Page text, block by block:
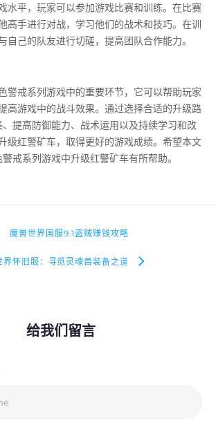
水平，玩家可以参加游戏比赛和训练。在比赛
高手进行对战，学习他们的战术和技巧。在训
自己的队友进行切磋，提高团队合作能力。
警戒系列游戏中的重要环节，它可以帮助玩家
高游戏中的战斗效果。通过选择合适的升级路
提高防御能力、战术运用以及持续学习和改
级红警矿车，取得更好的游戏成绩。希望本文
戒系列游戏中升级红警矿车有所帮助。
魔兽世界国服9.1盗贼赚钱攻略
界怀旧服：寻觅灵魂兽装备之道
给我们留言